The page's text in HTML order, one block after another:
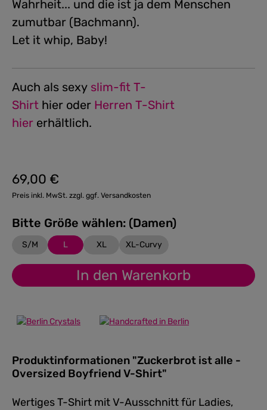
Wahrheit... und die ist ja dem Menschen
zumutbar (Bachmann).
Let it whip, Baby!
Auch als sexy slim-fit T-
Shirt hier oder Herren T-Shirt
hier erhältlich.
Regulärer Preis:
69,00 €
Preis inkl. MwSt. zzgl. ggf. Versandkosten
Bitte Größe wählen: (Damen)
S/M L XL XL-Curvy
In den Warenkorb
Produktinformationen "Zuckerbrot ist alle -
Oversized Boyfriend V-Shirt"
Wertiges T-Shirt mit V-Ausschnitt für Ladies,